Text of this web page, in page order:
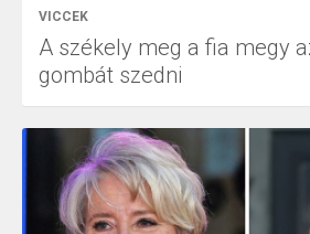
VICCEK
A székely meg a fia megy
gombát szedni